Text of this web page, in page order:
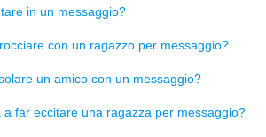
in un messaggio?
con un ragazzo per messaggio?
un amico con un messaggio?
a far eccitare una ragazza per messaggio?